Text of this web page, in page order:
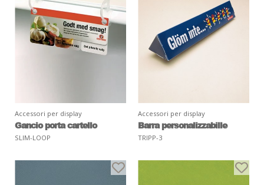
Accessori per display
Gancio porta cartello
SLIM-LOOP
Accessori per display
Barra personalizzabille
TRIPP-3